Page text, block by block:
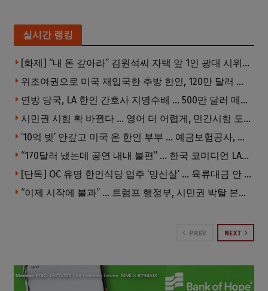
실시간 랭킹
[화제] “내 돈 갚아라” 김원석씨 자택 앞 1인 광대 시위 … 한인 투자사, “108만 달러 못받아”
위조여권으로 미국 재입국한 추방 한인, 120만 달러 은행 사기 행각
연방 당국, LA 한인 간호사 지명수배 … 500만 달러 메디캐어 사기, 선고 직전 한국 도주
시민권 시험 확 바뀐다 … 영어 더 어렵게, 민간시험 도입 추진
’10억 빚’ 안갚고 미국 온 한인 부부 … 예금보험공사, 미국서 소송
“170달러 냈는데 공연 내내 불편” … 한국 코미디언 LA공연, 음향 불량에 외모 비하 개그 논란
[단독] OC 유명 한인식당 업주 ‘망신살’ … 육류대금 안 갚자 식당서 공개추심
“이제 시작에 불과” … 트럼프 행정부, 시민권 박탈 본격화
PREV NEXT